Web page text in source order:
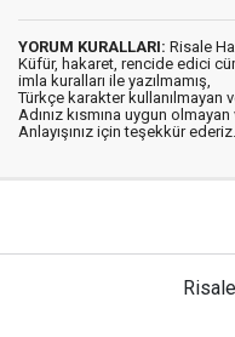
YORUM KURALLARI: Risale
Küfür, hakaret, rencide edici
imla kuralları ile yazılmamış,
Türkçe karakter kullanılmayan
Adınız kısmına uygun
Anlayışınız için teşekkür ederiz.